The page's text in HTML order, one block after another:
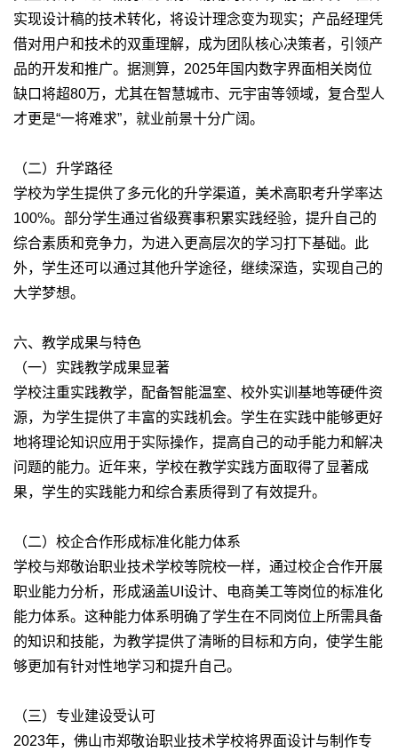
实现设计稿的技术转化，将设计理念变为现实；产品经理凭
借对用户和技术的双重理解，成为团队核心决策者，引领产
品的开发和推广。据测算，2025年国内数字界面相关岗位
缺口将超80万，尤其在智慧城市、元宇宙等领域，复合型人
才更是“一将难求”，就业前景十分广阔。
（二）升学路径
学校为学生提供了多元化的升学渠道，美术高职考升学率达
100%。部分学生通过省级赛事积累实践经验，提升自己的
综合素质和竞争力，为进入更高层次的学习打下基础。此
外，学生还可以通过其他升学途径，继续深造，实现自己的
大学梦想。
六、教学成果与特色
（一）实践教学成果显著
学校注重实践教学，配备智能温室、校外实训基地等硬件资
源，为学生提供了丰富的实践机会。学生在实践中能够更好
地将理论知识应用于实际操作，提高自己的动手能力和解决
问题的能力。近年来，学校在教学实践方面取得了显著成
果，学生的实践能力和综合素质得到了有效提升。
（二）校企合作形成标准化能力体系
学校与郑敬诒职业技术学校等院校一样，通过校企合作开展
职业能力分析，形成涵盖UI设计、电商美工等岗位的标准化
能力体系。这种能力体系明确了学生在不同岗位上所需具备
的知识和技能，为教学提供了清晰的目标和方向，使学生能
够更加有针对性地学习和提升自己。
（三）专业建设受认可
2023年，佛山市郑敬诒职业技术学校将界面设计与制作专